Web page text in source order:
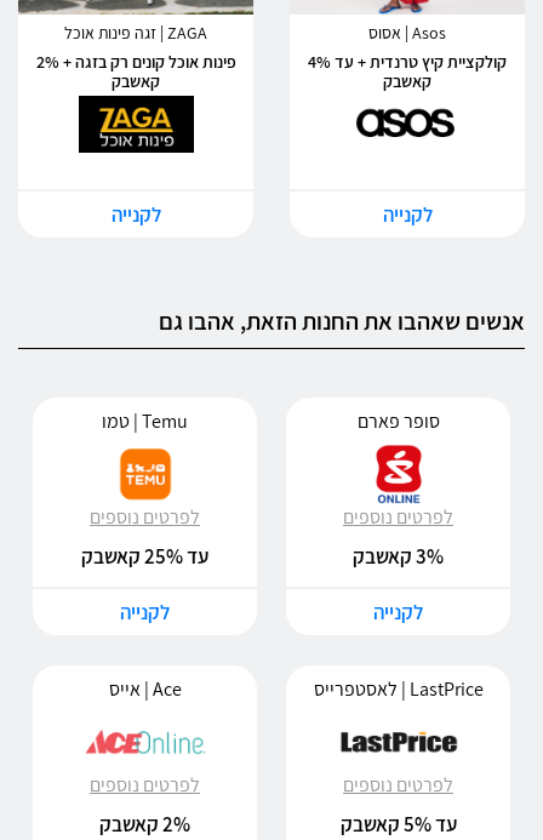
Asos | אסוס
קולקציית קיץ טרנדית + עד 4%
קאשבק
לקנייה
ZAGA | זגה פינות אוכל
פינות אוכל קונים רק בזגה + 2%
קאשבק
לקנייה
אנשים שאהבו את החנות הזאת, אהבו גם
סופר פארם
לפרטים נוספים
3% קאשבק
לקנייה
Temu | טמו
לפרטים נוספים
עד 25% קאשבק
לקנייה
LastPrice | לאסטפרייס
לפרטים נוספים
עד 5% קאשבק
Ace | אייס
לפרטים נוספים
2% קאשבק